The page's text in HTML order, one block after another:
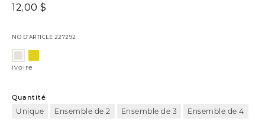
12,00 $
NO D’ARTICLE 227292
Variations
ivoire
Quantité
Unique Ensemble de 2 Ensemble de 3 Ensemble de 4